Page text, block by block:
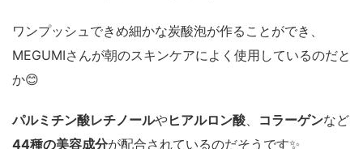
ワンプッシュできめ細かな炭酸泡が作ることができ、
MEGUMIさんが朝のスキンケアによく使用しているのだと
か😊
パルミチン酸レチノールやヒアルロン酸、 コラーゲンなど
44種の美容成分が配合されているのだそうです✨